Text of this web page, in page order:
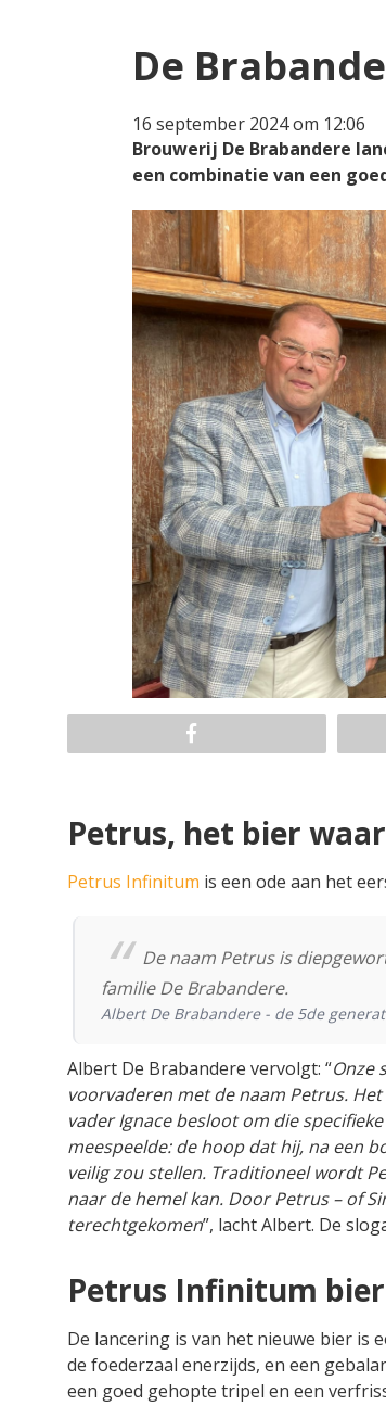
De
16 september 2024 om 12:06
Brouwerij De Brabandere
een combinatie van een
Petrus, het bier
Petrus Infinitum is een ode aan het
De naam Petrus is
familie De Brabandere.
Albert De Brabandere - de 5de
Albert De Brabandere vervolgt: “Onze
voorvaderen met de naam Petrus.
vader Ignace besloot om die
meespeelde: de hoop dat hij, na een
veilig zou stellen. Traditioneel wordt
naar de hemel kan. Door Petrus – of
terechtgekomen”, lacht Albert. De
Petrus Infinitum bier
De lancering is van het nieuwe bier is
de foederzaal enerzijds, en een
een goed gehopte tripel en een